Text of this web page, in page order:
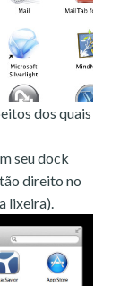
dos quais
seu dock
direito no
lixeira).